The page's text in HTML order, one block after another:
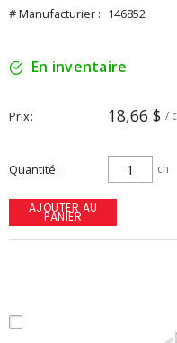
# Manufacturier : 146852
En inventaire
Prix 18,66 $ /
Quantité ch
AJOUTER AU
PANIER